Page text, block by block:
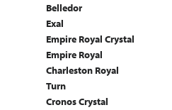
Belledor
Exal
Empire Royal Crystal
Empire Royal
Charleston Royal
Turn
Cronos Crystal